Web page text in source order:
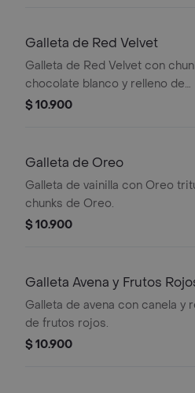
Galleta de Red Velvet
Galleta de Red Velvet con
chocolate blanco y relleno de
Cheesecake.
$ 10.900
Galleta de Oreo
Galleta de vainilla con Oreo
chunks de Oreo.
$ 10.900
Galleta Avena y Frutos
Galleta de avena con canela y
de frutos rojos.
$ 10.900